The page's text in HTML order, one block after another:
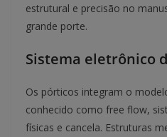
estrutural e precisão no
grande porte.
Sistema eletrônico
Os pórticos integram o
conhecido como free flow,
físicas e cancela. Estruturas